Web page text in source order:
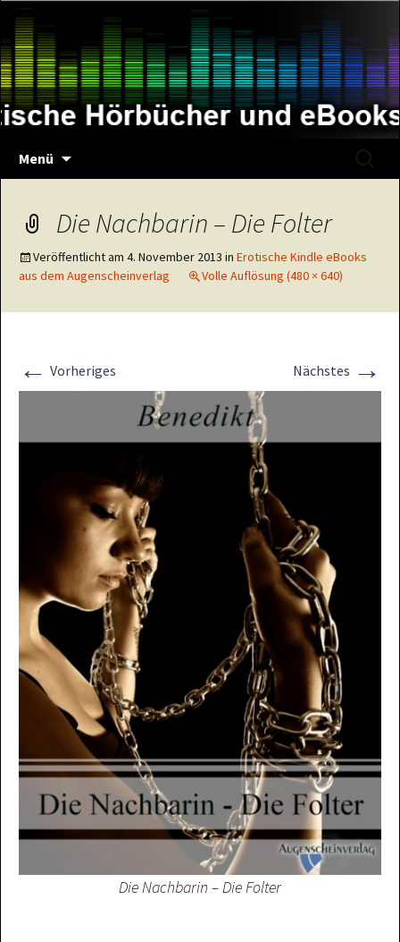
Inhalt
springen
Menü
Die Nachbarin – Die Folter
Veröffentlicht am 4. November 2013 in Erotische Kindle eBooks
aus dem Augenscheinverlag
Volle Auflösung (480 × 640)
← Vorheriges Nächstes →
Die Nachbarin – Die Folter